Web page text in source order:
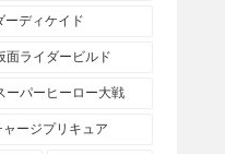
ーディケイド
面ライダービルド
ーパーヒーロー大戦
ージプリキュア